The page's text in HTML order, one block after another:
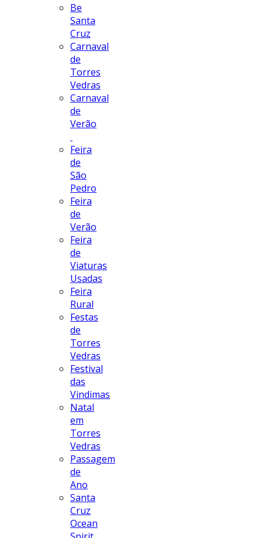
Be
Santa
Cruz
Carnaval
de
Torres
Vedras
Carnaval
de
Verão
Feira
de
São
Pedro
Feira
de
Verão
Feira
de
Viaturas
Usadas
Feira
Rural
Festas
de
Torres
Vedras
Festival
das
Vindimas
Natal
em
Torres
Vedras
Passagem
de
Ano
Santa
Cruz
Ocean